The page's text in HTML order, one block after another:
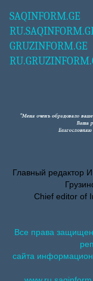
SAQINFORM.GE
GRUZINFORM.GE
Главный редактор
Chief editor of
Все права
сайта